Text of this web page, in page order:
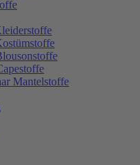
Mantelstoffe